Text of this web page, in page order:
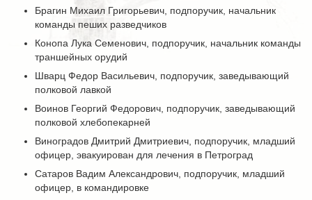
Брагин Михаил Григорьевич, подпоручик, начальник
команды пеших разведчиков
Конопа Лука Семенович, подпоручик, начальник команды
траншейных орудий
Шварц Федор Васильевич, подпоручик, заведывающий
полковой лавкой
Воинов Георгий Федорович, подпоручик, заведывающий
полковой хлебопекарней
Виноградов Дмитрий Дмитриевич, подпоручик, младший
офицер, эвакуирован для лечения в Петроград
Сатаров Вадим Александрович, подпоручик, младший
офицер, в командировке